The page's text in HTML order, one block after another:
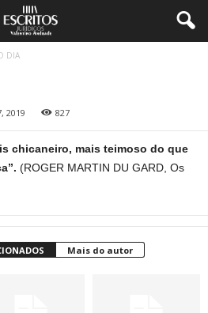
DIA
2019 827
chicaneiro, mais teimoso do que
(ROGER MARTIN DU GARD, Os
Mais do autor